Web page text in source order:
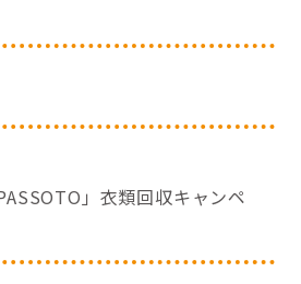
」衣類回収キャンペ